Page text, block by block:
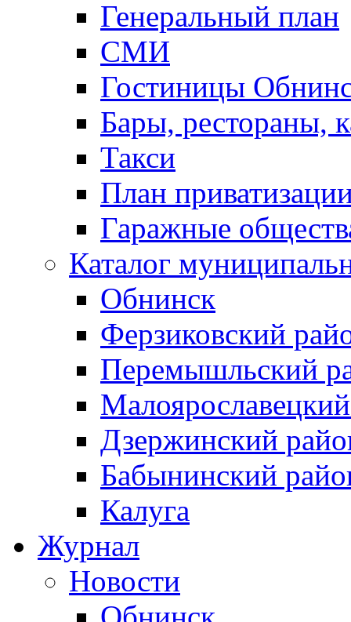
Генеральный план
СМИ
Гостиницы
Бары, рестораны,
Такси
План
Гаражные
Каталог
Обнинск
Ферзиковский
Перемышльский
Дзержинский
Бабынинский
Калуга
Журнал
Новости